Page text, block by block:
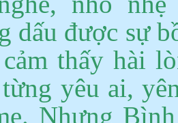
dấu được sự
thấy hài
yêu ai,
Nhưng